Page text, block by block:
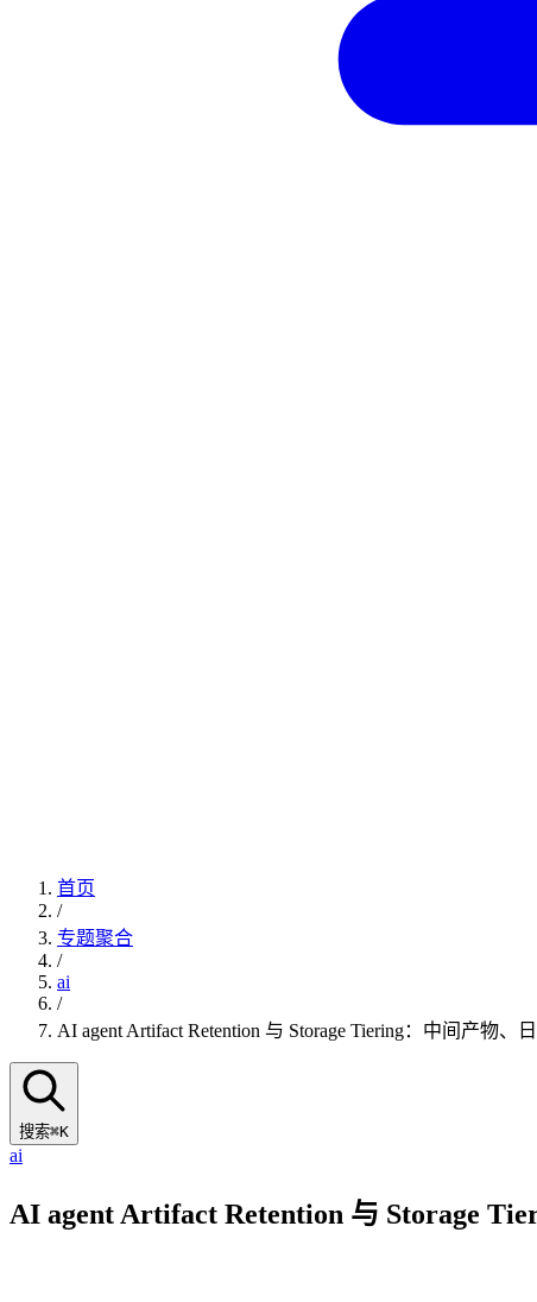
首页
/
专题聚合
/
ai
/
AI agent Artifact Retention 与 Storage Tiering：中间产物
搜索⌘K
ai
AI agent Artifact Retention 与 Storage